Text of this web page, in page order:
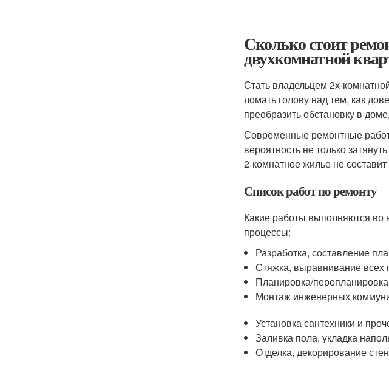
Сколько стоит
двухкомнатной
Стать владельцем 2х-
ломать голову над тем, как
преобразить обстановку в
Современные ремонтные
вероятность не только
2-комнатное жилье не
Список работ по ремонту
Какие работы выполняются
процессы:
Разработка, составление
Стяжка, выравнивание всех
Планировка/
Монтаж инженерных
Установка сантехники и
Заливка пола, укладка
Отделка, декорирование